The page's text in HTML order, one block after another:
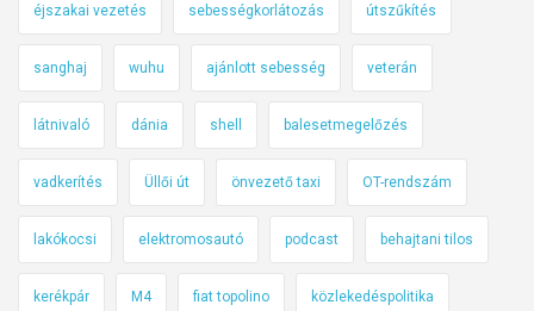
éjszakai vezetés sebességkorlátozás útszűkítés
sanghaj wuhu ajánlott sebesség veterán
látnivaló dánia shell balesetmegelőzés
vadkerítés Üllői út önvezető taxi OT-rendszám
lakókocsi elektromosautó podcast behajtani tilos
kerékpár M4 fiat topolino közlekedéspolitika